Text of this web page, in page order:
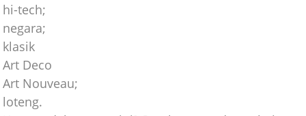
hi-tech;
negara;
klasik
Art Deco
Art Nouveau;
loteng.